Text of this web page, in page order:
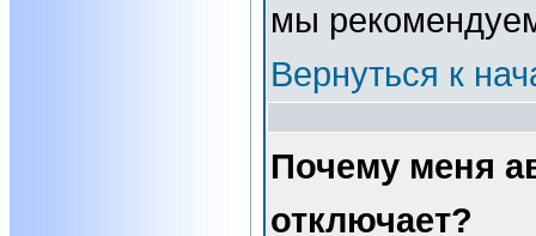
мы
Вернуться к
Почему меня
отключает?